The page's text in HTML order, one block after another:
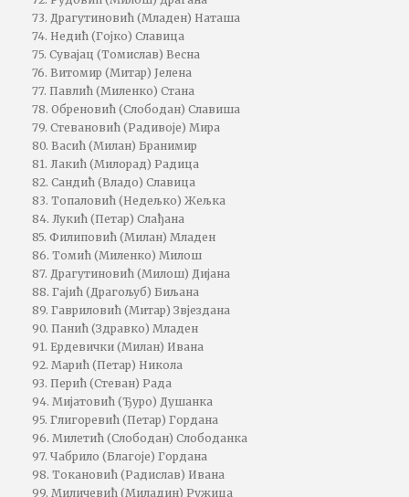
73. Драгутиновић (Младен) Наташа
74. Недић (Гојко) Славица
75. Сувајац (Томислав) Весна
76. Витомир (Митар) Јелена
77. Павлић (Миленко) Стана
78. Обреновић (Слободан) Славиша
79. Стевановић (Радивоје) Мира
80. Васић (Милан) Бранимир
81. Лакић (Милорад) Радица
82. Сандић (Владо) Славица
83. Топаловић (Недељко) Жељка
84. Лукић (Петар) Слађана
85. Филиповић (Милан) Младен
86. Томић (Миленко) Милош
87. Драгутиновић (Милош) Дијана
88. Гајић (Драгољуб) Биљана
89. Гавриловић (Митар) Звјездана
90. Панић (Здравко) Младен
91. Ердевички (Милан) Ивана
92. Марић (Петар) Никола
93. Перић (Стеван) Рада
94. Мијатовић (Ђуро) Душанка
95. Глигоревић (Петар) Гордана
96. Милетић (Слободан) Слободанка
97. Чабрило (Благоје) Гордана
98. Токановић (Радислав) Ивана
99. Миличевић (Миладин) Ружица